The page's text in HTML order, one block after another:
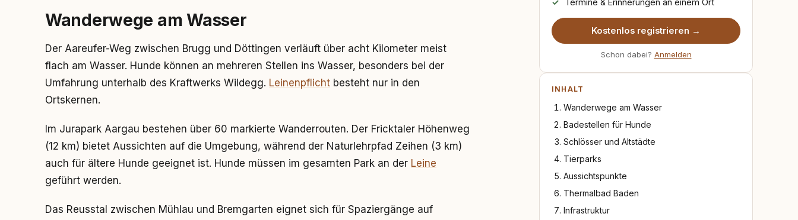
Wanderwege am Wasser
Der Aareufer-Weg zwischen Brugg und Döttingen verläuft über acht Kilometer meist
flach am Wasser. Hunde können an mehreren Stellen ins Wasser, besonders bei der
Umfahrung unterhalb des Kraftwerks Wildegg. Leinenpflicht besteht nur in den
Ortskernen.
Im Jurapark Aargau bestehen über 60 markierte Wanderrouten. Der Fricktaler Höhenweg
(12 km) bietet Aussichten auf die Umgebung, während der Naturlehrpfad Zeihen (3 km)
auch für ältere Hunde geeignet ist. Hunde müssen im gesamten Park an der Leine
geführt werden.
Das Reusstal zwischen Mühlau und Bremgarten eignet sich für Spaziergänge auf
Termine & Erinnerungen an einem Ort
Kostenlos registrieren →
Schon dabei? Anmelden
INHALT
Wanderwege am Wasser
Badestellen für Hunde
Schlösser und Altstädte
Tierparks
Aussichtspunkte
Thermalbad Baden
Infrastruktur